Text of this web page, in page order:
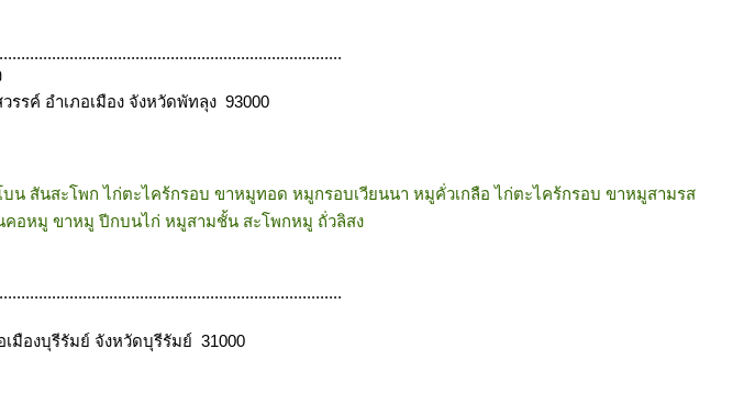
รค์ อำเภอเมือง จังหวัดพัทลุง 93000
น สันสะโพก ไก่ตะไคร้กรอบ ขาหมูทอด หมูกรอบเวียนนา หมูคั่วเกลือ ไก่ตะไคร้กรอบ ขาหมูสามรส
อหมู ขาหมู ปีกบนไก่ หมูสามชั้น สะโพกหมู ถั่วลิสง
มืองบุรีรัมย์ จังหวัดบุรีรัมย์ 31000